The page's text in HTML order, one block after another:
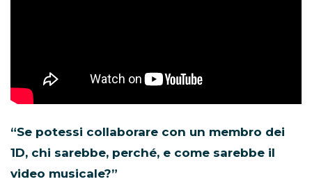
“Se potessi collaborare con un membro dei
1D, chi sarebbe, perché, e come sarebbe il
video musicale?”